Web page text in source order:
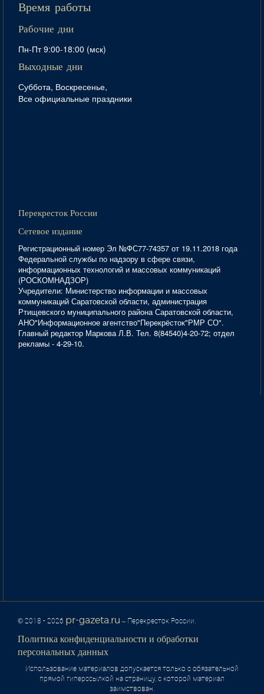
Время работы
Рабочие дни
Пн-Пт 9:00-18:00 (мск)
Выходные дни
Суббота, Воскресенье,
Все официальные праздники
Перекресток России
Сетевое издание
Регистрационный номер Эл №ФС77-74357 от 19.11.2018 года
Федеральной службы по надзору в сфере связи,
информационных технологий и массовых коммуникаций
(РОСКОМНАДЗОР)
Учредители: Министерство информации и массовых
коммуникаций Саратовской области, администрация
Ртищевского муниципального района Саратовской области,
АНО"Информационное агентство"Перекрёсток"РМР СО".
Главный редактор Маркова Л.В. Тел. 8(84540)4-20-72; отдел
рекламы - 4-29-10.
© 2018 - 2026 pr-gazeta.ru – Перекресток России.
Политика конфиденциальности и обработки
персональных данных
Использование материалов допускается только с обязательной
прямой гиперссылкой на страницу, с которой материал
заимствован.